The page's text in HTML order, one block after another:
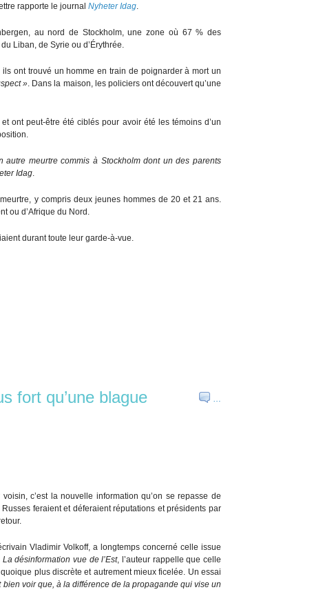
rapporte le journal Nyheter Idag.
au nord de Stockholm, une zone où 67 % des
Liban, de Syrie ou d’Érythrée.
ont trouvé un homme en train de poignarder à mort un
». Dans la maison, les policiers ont découvert qu’une
ont peut-être été ciblés pour avoir été les témoins d’un
meurtre commis à Stockholm dont un des parents
Idag.
y compris deux jeunes hommes de 20 et 21 ans.
ou d’Afrique du Nord.
durant toute leur garde-à-vue.
…
fort qu’une blague
c’est la nouvelle information qu’on se repasse de
feraient et déferaient réputations et présidents par
Vladimir Volkoff, a longtemps concerné celle issue
La désinformation vue de l’Est, l’auteur rappelle que celle
plus discrète et autrement mieux ficelée. Un essai
bien voir que, à la différence de la propagande qui vise un